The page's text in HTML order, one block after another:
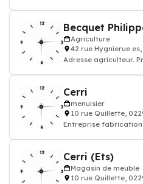
Becquet
Agriculture
42 rue Hygnierue es,
Adresse agriculteur.
Cerri
menuisier
10 rue Quillette,
Entreprise
Cerri (Ets)
Magasin de meuble
10 rue Quillette,